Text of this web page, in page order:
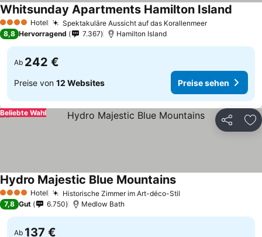
4 Sterne Hotel Spektakuläre Aussicht auf das Korallenmeer
Whitsunday Apartments Hamilton Island
8,8 Hervorragend 7.367 Hamilton Island
Ab 242 €
Preise von 12 Websites Preise sehen
Teilen
Beliebte Wahl
4 Sterne Hotel Historische Zimmer im Art-déco-Stil
Hydro Majestic Blue Mountains
7,8 Gut 6.750 Medlow Bath
Ab 137 €